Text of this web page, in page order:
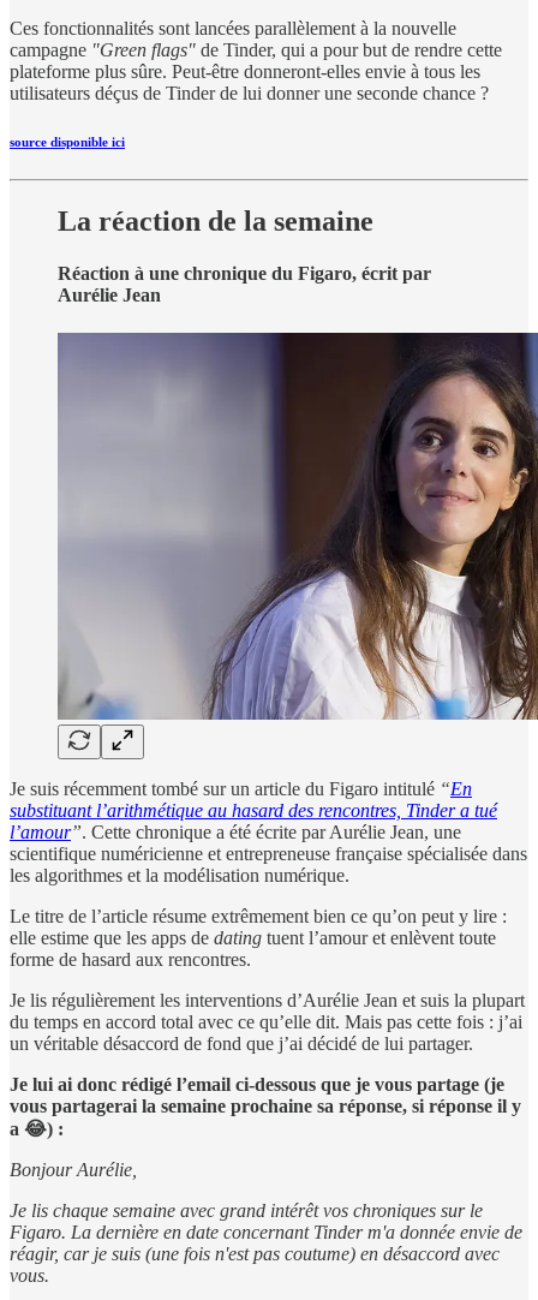
Ces fonctionnalités sont lancées parallèlement à la nouvelle
campagne "Green flags" de Tinder, qui a pour but de rendre cette
plateforme plus sûre. Peut-être donneront-elles envie à tous les
utilisateurs déçus de Tinder de lui donner une seconde chance ?
source disponible ici
La réaction de la semaine
Réaction à une chronique du Figaro, écrit par
Aurélie Jean
Je suis récemment tombé sur un article du Figaro intitulé “En
substituant l’arithmétique au hasard des rencontres, Tinder a tué
l’amour”. Cette chronique a été écrite par Aurélie Jean, une
scientifique numéricienne et entrepreneuse française spécialisée dans
les algorithmes et la modélisation numérique.
Le titre de l’article résume extrêmement bien ce qu’on peut y lire :
elle estime que les apps de dating tuent l’amour et enlèvent toute
forme de hasard aux rencontres.
Je lis régulièrement les interventions d’Aurélie Jean et suis la plupart
du temps en accord total avec ce qu’elle dit. Mais pas cette fois : j’ai
un véritable désaccord de fond que j’ai décidé de lui partager.
Je lui ai donc rédigé l’email ci-dessous que je vous partage (je
vous partagerai la semaine prochaine sa réponse, si réponse il y
a 😂) :
Bonjour Aurélie,
Je lis chaque semaine avec grand intérêt vos chroniques sur le
Figaro. La dernière en date concernant Tinder m'a donnée envie de
réagir, car je suis (une fois n'est pas coutume) en désaccord avec
vous.